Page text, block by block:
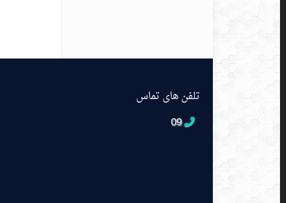
تلفن های تماس
09